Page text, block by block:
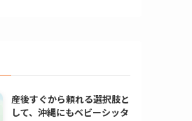
産後すぐから頼れる選択肢と
して、沖縄にもベビーシッタ